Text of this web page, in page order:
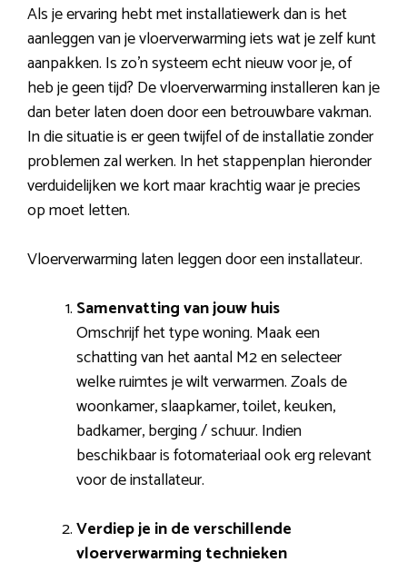
Als je ervaring hebt met installatiewerk dan is het
aanleggen van je vloerverwarming iets wat je zelf kunt
aanpakken. Is zo’n systeem echt nieuw voor je, of
heb je geen tijd? De vloerverwarming installeren kan je
dan beter laten doen door een betrouwbare vakman.
In die situatie is er geen twijfel of de installatie zonder
problemen zal werken. In het stappenplan hieronder
verduidelijken we kort maar krachtig waar je precies
op moet letten.
Vloerverwarming laten leggen door een installateur.
Samenvatting van jouw huis
Omschrijf het type woning. Maak een
schatting van het aantal M2 en selecteer
welke ruimtes je wilt verwarmen. Zoals de
woonkamer, slaapkamer, toilet, keuken,
badkamer, berging / schuur. Indien
beschikbaar is fotomateriaal ook erg relevant
voor de installateur.
Verdiep je in de verschillende
vloerverwarming technieken